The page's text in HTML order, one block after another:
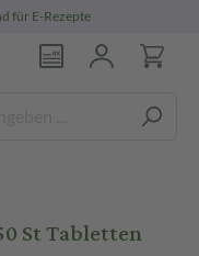
für E-Rezepte
St Tabletten